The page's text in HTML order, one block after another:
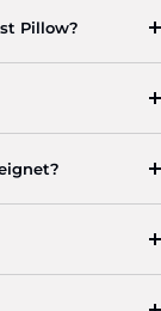
Pillow?